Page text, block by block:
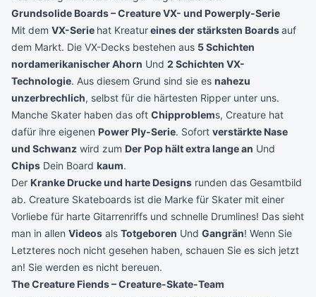
Grundsolide Boards – Creature VX- und Powerply-Serie
Mit dem VX-Serie hat Kreatureines der stärksten Boardsauf
dem Markt. Die VX-Decks bestehen aus 5 Schichten
nordamerikanischer Ahorn Und 2 Schichten VX-
Technologie. Aus diesem Grund sind sie es nahezu
unzerbrechlich, selbst für die härtesten Ripper unter uns.
Manche Skater haben das oft Chipproblems, Creature hat
dafür ihre eigenen Power Ply-Serie. Sofort verstärkte Nase
und Schwanz wird zum Der Pop hält extra lange an Und
Chips Dein Board kaum.
Der Kranke Drucke und harte Designs runden das Gesamtbild
ab. Creature Skateboards ist die Marke für Skater mit einer
Vorliebe für harte Gitarrenriffs und schnelle Drumlines! Das sieht
man in allen Videos als Totgeboren Und Gangrän! Wenn Sie
Letzteres noch nicht gesehen haben, schauen Sie es sich jetzt
an! Sie werden es nicht bereuen.
The Creature Fiends – Creature-Skate-Team